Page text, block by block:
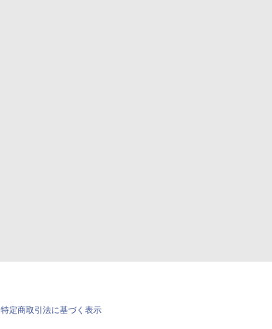
特定商取引法に基づく表示